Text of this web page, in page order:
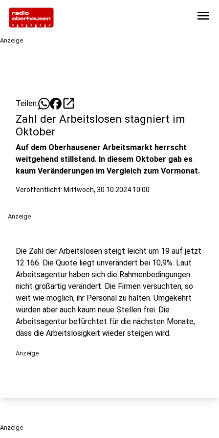
menu
Anzeige
Teilen: open_in_new
Zahl der Arbeitslosen stagniert im
Oktober
Auf dem Oberhausener Arbeitsmarkt herrscht
weitgehend stillstand. In diesem Oktober gab es
kaum Veränderungen im Vergleich zum Vormonat.
Veröffentlicht: Mittwoch, 30.10.2024 10:00
Anzeige
Die Zahl der Arbeitslosen steigt leicht um 19 auf jetzt
12.166. Die Quote liegt unverändert bei 10,9%. Laut
Arbeitsagentur haben sich die Rahmenbedingungen
nicht großartig verändert. Die Firmen versuchten, so
weit wie möglich, ihr Personal zu halten. Umgekehrt
würden aber auch kaum neue Stellen frei. Die
Arbeitsagentur befürchtet für die nächsten Monate,
dass die Arbeitslosigkeit wieder steigen wird.
Anzeige
Anzeige